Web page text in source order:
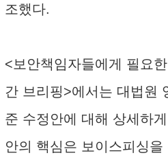
조했다.
<보안책임자들에게 필요
간 브리핑>에서는 대법원
준 수정안에 대해 상세하
안의 핵심은 보이스피싱을